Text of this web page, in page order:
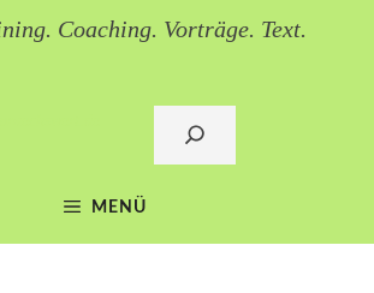
Coaching. Vorträge. Text.
Suchen
MENÜ